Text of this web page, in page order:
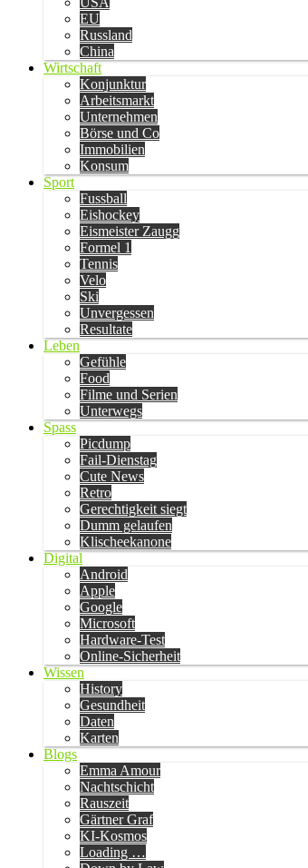
EU
Russland
China
Wirtschaft
Konjunktur
Arbeitsmarkt
Unternehmen
Börse und Co
Immobilien
Konsum
Sport
Fussball
Eishockey
Eismeister Zaugg
Formel 1
Tennis
Velo
Ski
Unvergessen
Resultate
Leben
Gefühle
Food
Filme und Serien
Unterwegs
Spass
Picdump
Fail-Dienstag
Cute News
Retro
Gerechtigkeit siegt
Dumm gelaufen
Klischeekanone
Digital
Android
Apple
Google
Microsoft
Hardware-Test
Online-Sicherheit
Wissen
History
Gesundheit
Daten
Karten
Blogs
Emma Amour
Nachtschicht
Rauszeit
Gärtner Graf
KI-Kosmos
Loading …